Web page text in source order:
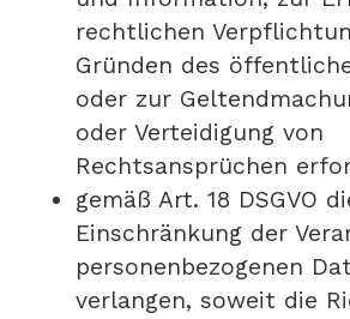
rechtlichen
Gründen des
oder zur
oder Verteidigung von
Rechtsansprüchen
gemäß Art. 18 DSGVO
Einschränkung der
personenbezogenen
verlangen, soweit die